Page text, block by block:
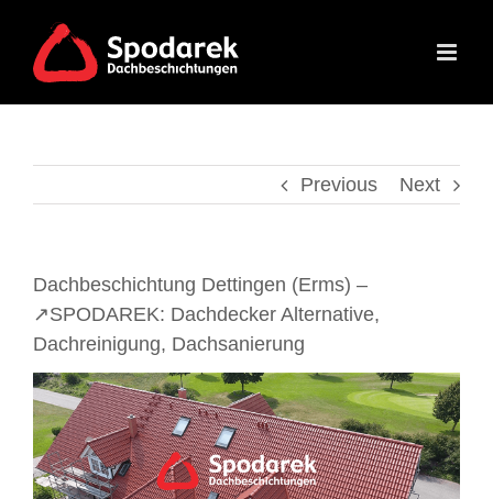
content
Previous Next
Dachbeschichtung Dettingen (Erms) –
↗️SPODAREK: Dachdecker Alternative,
Dachreinigung, Dachsanierung